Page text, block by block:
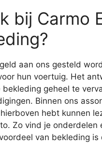
bij Carmo
aan ons gesteld
hun voertuig. Het
geheel te
Binnen ons
hebt kunnen
Zo vind je
van bekleding